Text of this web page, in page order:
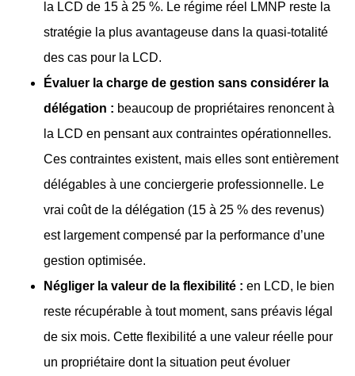
la LCD de 15 à 25 %. Le régime réel LMNP reste la
stratégie la plus avantageuse dans la quasi-totalité
des cas pour la LCD.
Évaluer la charge de gestion sans considérer la
délégation : beaucoup de propriétaires renoncent à
la LCD en pensant aux contraintes opérationnelles.
Ces contraintes existent, mais elles sont entièrement
délégables à une conciergerie professionnelle. Le
vrai coût de la délégation (15 à 25 % des revenus)
est largement compensé par la performance d’une
gestion optimisée.
Négliger la valeur de la flexibilité : en LCD, le bien
reste récupérable à tout moment, sans préavis légal
de six mois. Cette flexibilité a une valeur réelle pour
un propriétaire dont la situation peut évoluer